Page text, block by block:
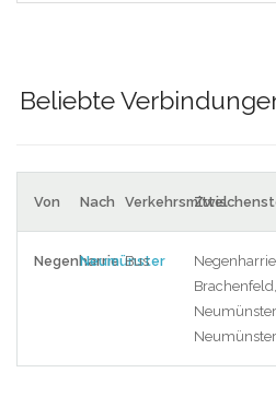
Beliebte
Von Nach Verkehrsmittel
NegenharrieNeumünster
Bus
Brachenfeld,
Neumünster